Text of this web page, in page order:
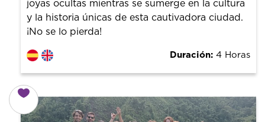
joyas ocultas mientras se sumerge en la cultura
y la historia únicas de esta cautivadora ciudad.
¡No se lo pierda!
Duración: 4 Horas